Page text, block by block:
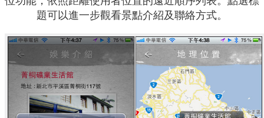
題可以進一步觀看景點介紹及聯絡方式。